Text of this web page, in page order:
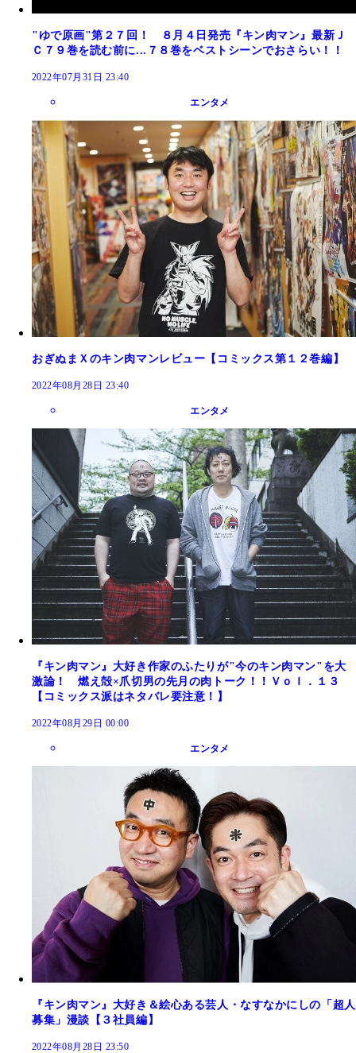
"ゆで原画"第２７回！ ８月４日発売『キン肉マン』最新Ｊ
Ｃ７９巻を読む前に...７８巻をベストシーンでおさらい！！
2022年07月31日 23:40
エンタメ
おぎぬまＸのキン肉マンレビュー【コミックス第１２巻編】
2022年08月28日 23:40
エンタメ
『キン肉マン』大好き作家のふたりが"今のキン肉マン"を大
激論！ 燃え殻×爪切男の先月の肉トーク！！Ｖｏｌ．１３
【コミックス派はネタバレ要注意！】
2022年08月29日 00:00
エンタメ
『キン肉マン』大好き＆絵心ある芸人・なすなかにしの「超人
募集」漫談【３社員編】
2022年08月28日 23:50